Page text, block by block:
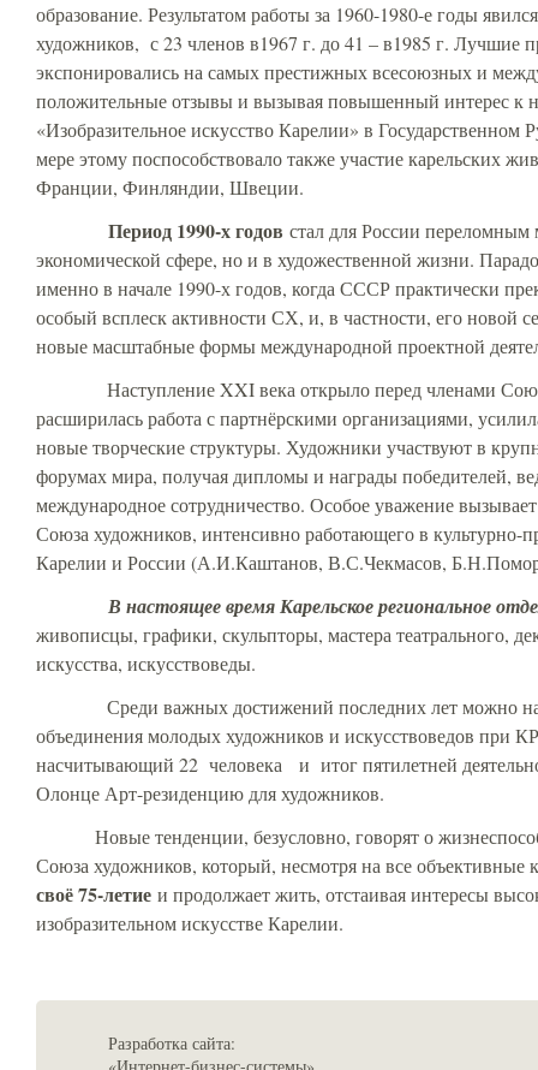
образование. Результатом работы за 1960-1980-е годы
художников, с 23 членов в1967 г. до 41 – в1985 г. Лучшие
экспонировались на самых престижных всесоюзных и
положительные отзывы и вызывая повышенный интерес к
«Изобразительное искусство Карелии» в Государственном
мере этому поспособствовало также участие карельских
Франции, Финляндии, Швеции.
Период 1990-х годов стал для России
экономической сфере, но и в художественной жизни.
именно в начале 1990-х годов, когда СССР практически
особый всплеск активности СХ, и, в частности, его новой
новые масштабные формы международной проектной
Наступление XXI века открыло перед членами
расширилась работа с партнёрскими организациями,
новые творческие структуры. Художники участвуют в
форумах мира, получая дипломы и награды победителей,
международное сотрудничество. Особое уважение
Союза художников, интенсивно работающего в культурно-
Карелии и России (А.И.Каштанов, В.С.Чекмасов,
В настоящее время Карельское региональное
живописцы, графики, скульпторы, мастера театрального,
искусства, искусствоведы.
Среди важных достижений последних лет можно
объединения молодых художников и искусствоведов
насчитывающий 22 человека и итог пятилетней
Олонце Арт-резиденцию для художников.
Новые тенденции, безусловно, говорят о
Союза художников, который, несмотря на все объективные
своё 75-летие и продолжает жить, отстаивая интересы
изобразительном искусстве Карелии.
Разработка сайта: